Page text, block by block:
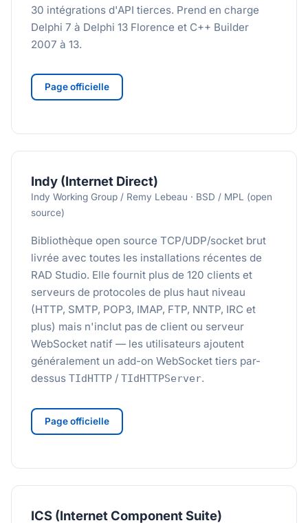
30 intégrations d'API tierces. Prend en charge
Delphi 7 à Delphi 13 Florence et C++ Builder
2007 à 13.
Page officielle
Indy (Internet Direct)
Indy Working Group / Remy Lebeau · BSD / MPL (open
source)
Bibliothèque open source TCP/UDP/socket brut
livrée avec toutes les installations récentes de
RAD Studio. Elle fournit plus de 120 clients et
serveurs de protocoles de plus haut niveau
(HTTP, SMTP, POP3, IMAP, FTP, NNTP, IRC et
plus) mais n'inclut pas de client ou serveur
WebSocket natif — les utilisateurs ajoutent
généralement un add-on WebSocket tiers par-
dessus TIdHTTP / TIdHTTPServer.
Page officielle
ICS (Internet Component Suite)